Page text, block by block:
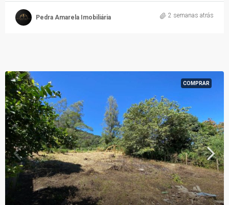
Pedra Amarela Imobiliária 2 semanas atrás
COMPRAR